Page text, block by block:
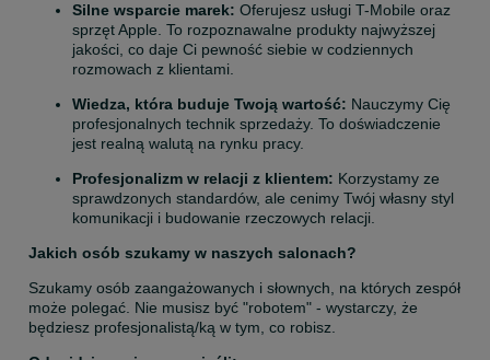
Silne wsparcie marek: Oferujesz usługi T-Mobile oraz
sprzęt Apple. To rozpoznawalne produkty najwyższej
jakości, co daje Ci pewność siebie w codziennych
rozmowach z klientami.
Wiedza, która buduje Twoją wartość: Nauczymy Cię
profesjonalnych technik sprzedaży. To doświadczenie
jest realną walutą na rynku pracy.
Profesjonalizm w relacji z klientem: Korzystamy ze
sprawdzonych standardów, ale cenimy Twój własny styl
komunikacji i budowanie rzeczowych relacji.
Jakich osób szukamy w naszych salonach?
Szukamy osób zaangażowanych i słownych, na których zespół
może polegać. Nie musisz być "robotem" - wystarczy, że
będziesz profesjonalistą/ką w tym, co robisz.